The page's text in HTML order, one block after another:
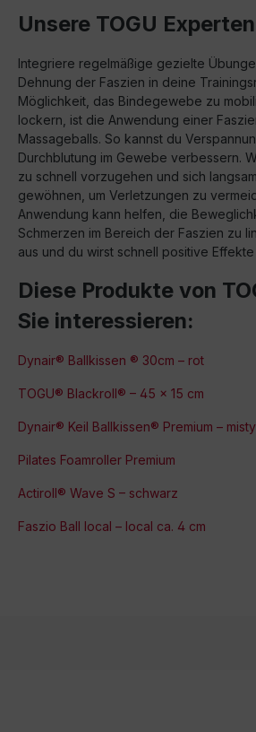
Unsere TOGU
Integriere regelmäßige gezielte
Dehnung der Faszien in deine
Möglichkeit, das Bindegewebe zu
lockern, ist die Anwendung einer
Massageballs. So kannst du
Durchblutung im Gewebe verbessern.
zu schnell vorzugehen und sich
gewöhnen, um Verletzungen zu
Anwendung kann helfen, die
Schmerzen im Bereich der Faszien zu
aus und du wirst schnell positive
Diese Produkte von
Sie interessieren:
Dynair® Ballkissen ® 30cm – rot
TOGU® Blackroll® – 45 x 15 cm
Dynair® Keil Ballkissen® Premium –
Pilates Foamroller Premium
Actiroll® Wave S – schwarz
Faszio Ball local – local ca. 4 cm